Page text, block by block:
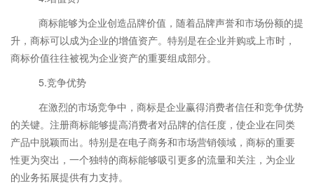
商标能够为企业创造品牌价值，随着品牌声誉和市场份额的提
升，商标可以成为企业的增值资产。特别是在企业并购或上市时，
商标价值往往被视为企业资产的重要组成部分。
5.竞争优势
在激烈的市场竞争中，商标是企业赢得消费者信任和竞争优势
的关键。注册商标能够提高消费者对品牌的信任度，使企业在同类
产品中脱颖而出。特别是在电子商务和市场营销领域，商标的重要
性更为突出，一个独特的商标能够吸引更多的流量和关注，为企业
的业务拓展提供有力支持。